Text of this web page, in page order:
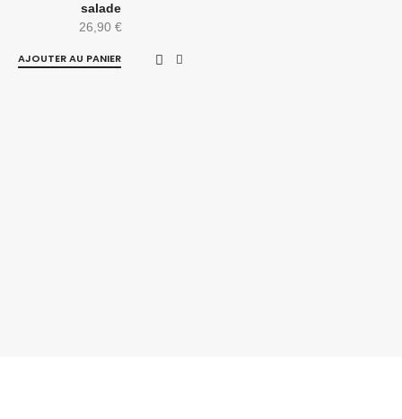
salade
26,90 €
AJOUTER AU PANIER